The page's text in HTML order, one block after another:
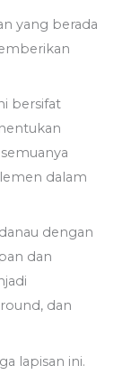
yang berada
bersifat
dalam
dengan
dan
dan
lapisan ini.